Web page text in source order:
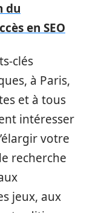
du
en SEO
clés
à Paris,
et à tous
intéresser
votre
recherche
jeux, aux